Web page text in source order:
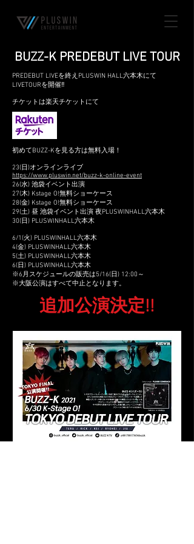
BUZZ-K PREDEBUT LIVE TOUR
PREDEBUT LIVEを終えPLUSWIN HALL六本木にて
LIVETOURを開催‼
チケットは楽天チケットにて
初めてBUZZ-Kを見る方は無料入場！
23(日)オンラインライブ
https://www.pluswin.net/buzz-k-online-event
26(水) 池袋イベント出演
27(木) Kstage O!無料ショーケース
28(金) Kstage O!無料ショーケース
29(土) 昼 池袋イベント出演 夜PLUSWINHALL六本木
30(日) PLUSWINHALL六本木
6/1(火) PLUSWINHALL六本木
4(金) PLUSWINHALL六本木
5(土) PLUSWINHALL六本木
6(日) PLUSWINHALL六本木
※6月スケジュールの販売は5/16(日) 12:00​～
※大阪公演はすべて中止となります。
​追加公演決定!!